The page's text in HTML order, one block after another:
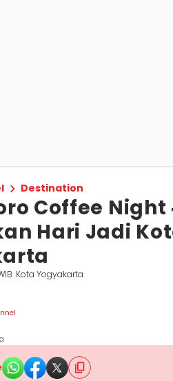
Destination
Coffee
Hari Jadi
Kota Yogyakarta